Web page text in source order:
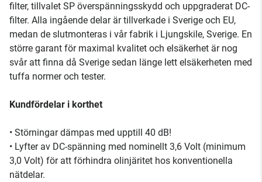
filter, tillvalet SP överspänningsskydd och uppgraderat DC-
filter. Alla ingående delar är tillverkade i Sverige och EU,
medan de slutmonteras i vår fabrik i Ljungskile, Sverige. En
större garant för maximal kvalitet och elsäkerhet är nog
svår att finna då Sverige sedan länge lett elsäkerheten med
tuffa normer och tester.
Kundfördelar i korthet
• Störningar dämpas med upptill 40 dB!
• Lyfter av DC-spänning med nominellt 3,6 Volt (minimum
3,0 Volt) för att förhindra olinjäritet hos konventionella
nätdelar.